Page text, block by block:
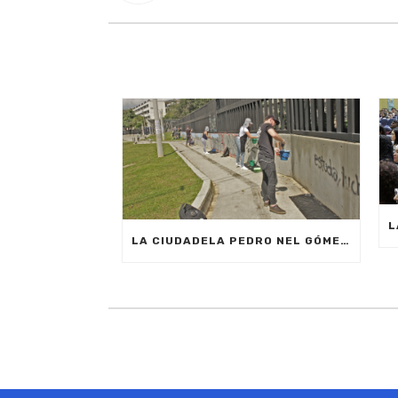
LA CIUDADELA PEDRO NEL GÓMEZ SE PINTA DE ARTE